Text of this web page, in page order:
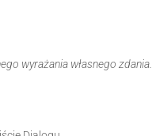
wyrażania własnego zdania.